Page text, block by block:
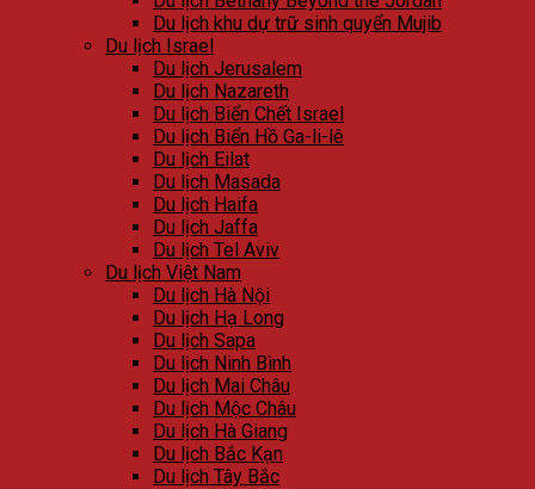
Du lịch khu dự trữ sinh quyển Mujib
Du lịch Israel
Du lịch Jerusalem
Du lịch Nazareth
Du lịch Biển Chết Israel
Du lịch Biển Hồ Ga-li-lê
Du lịch Eilat
Du lịch Masada
Du lịch Haifa
Du lịch Jaffa
Du lịch Tel Aviv
Du lịch Việt Nam
Du lịch Hà Nội
Du lịch Hạ Long
Du lịch Sapa
Du lịch Ninh Bình
Du lịch Mai Châu
Du lịch Mộc Châu
Du lịch Hà Giang
Du lịch Bắc Kạn
Du lịch Tây Bắc